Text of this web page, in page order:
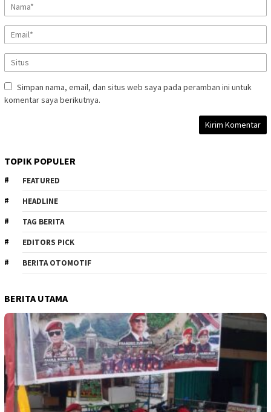
Simpan nama, email, dan situs web saya pada peramban ini untuk
komentar saya berikutnya.
TOPIK POPULER
FEATURED
HEADLINE
TAG BERITA
EDITORS PICK
BERITA OTOMOTIF
BERITA UTAMA